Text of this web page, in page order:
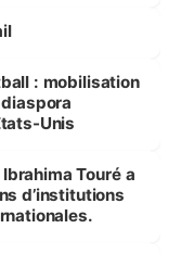
: mobilisation
aux États-Unis
Touré a
d’institutions